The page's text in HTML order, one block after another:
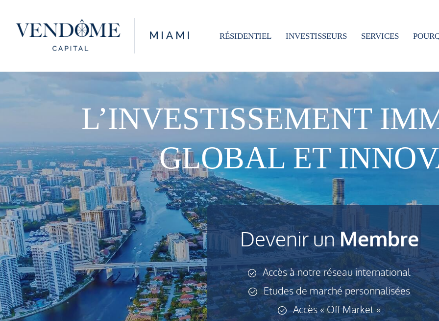
RÉSIDENTIEL INVESTISSEURS SERVICES
L’INVESTISSEMENT
GLOBAL ET
Devenir unMembre
Accès à notre réseau international
Etudes de marché personnalisées
Accès « Off Market »